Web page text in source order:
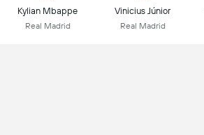
Kylian Mbappe
Real Madrid
Vinicius Júnior
Real Madrid